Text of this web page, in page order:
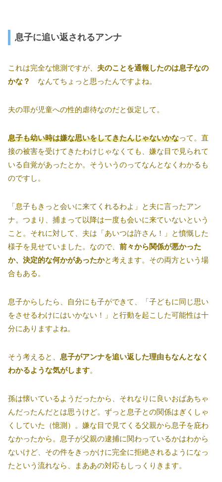
息子に追い返されるアンナ
これは完全な憶測ですが、 夫のことを通報したのは息子なの
かな？
なんてちょっと思ったんですよね。
夫の罪が児童への性的虐待なのだと仮定して。
息子も幼い時は嫌な思いをしてきたんじゃないかなって。直
接の被害を受けてきたわけじゃなくても、嫌な目で見られて
いる自覚があったとか。そういうのってなんとなくわかるも
のですし。
「息子もきっと会いに来てくれるわよ」と夫に言ったアン
ナ。つまり、捕まって以降は一度も会いに来ていないという
こと。それに対して、夫は「あいつは許さん！」と憤慨した
様子を見せていました。なので、 前々から関係が悪かった
か、決定的な何かがあったかと考えます。その両方という場
合もある。
息子からしたら、自分にも子ができて、「子どもに同じ思い
をさせるわけにはいかない！」と行動を起こした可能性は十
分にありますよね。
そう考えると、 息子がアンナを追い返した理由もなんとなく
わかるような気がします。
孫は懐いているようだったから、それなりに良いおばあちゃ
んだったんだとは思うけど。ずっと息子との関係はぎくしゃ
くしていた（憶測）。嫌な目で見てくる父親から息子を庇わ
なかったから。息子が父親の逮捕に関わっているかはわから
ないけど、その件をきっかけに完全に拒絶されるようになっ
たという流れなら、まああの対応もしっくりきます。